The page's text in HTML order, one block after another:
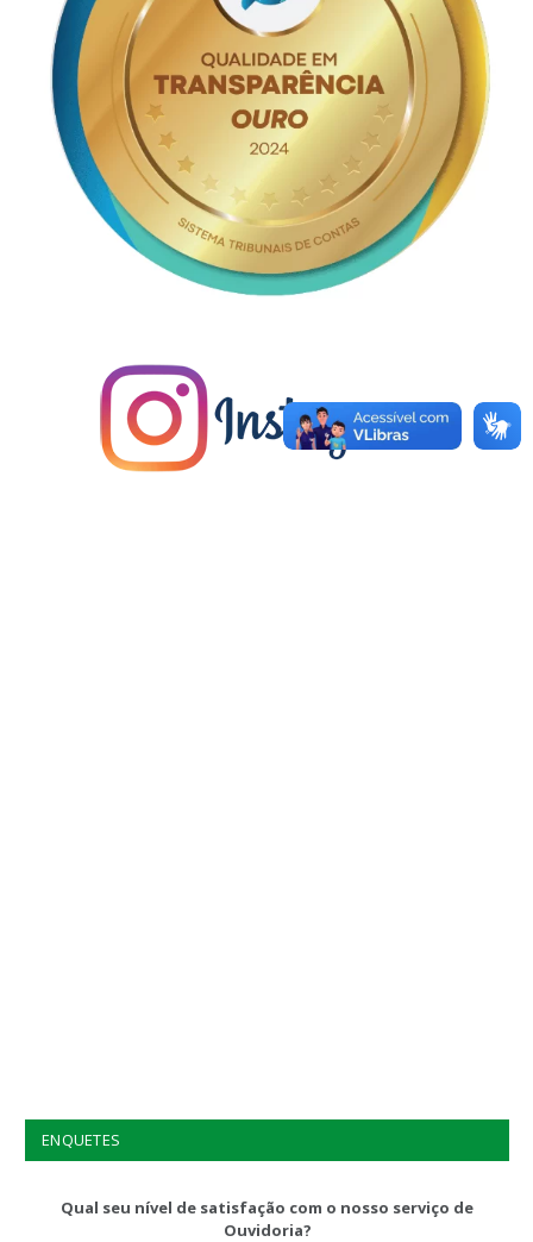
ENQUETES
Qual seu nível de satisfação com o nosso serviço de
Ouvidoria?